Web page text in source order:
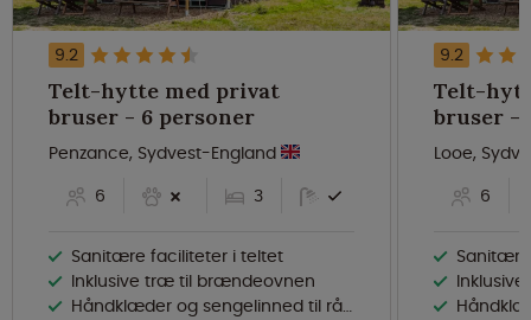
9.2
Telt-hytte med privat
bruser - 6 personer
Penzance, Sydvest-England
6
3
Sanitære faciliteter i teltet
Inklusive træ til brændeovnen
Håndklæder og sengelinned til rådighed
9.2
Telt-
Looe,
6